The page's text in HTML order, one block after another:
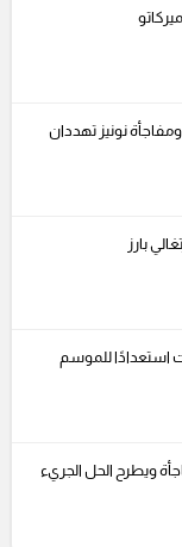
نونيز تهددان
بارز
استعدادًا للموسم
ويطرح الحل الجريء